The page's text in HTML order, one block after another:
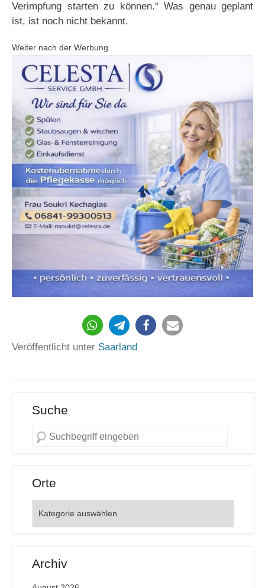
Verimpfung starten zu können.“ Was genau geplant
ist, ist noch nicht bekannt.
Weiter nach der Werbung
824
Veröffentlicht unter Saarland
Suche
Orte
Archiv